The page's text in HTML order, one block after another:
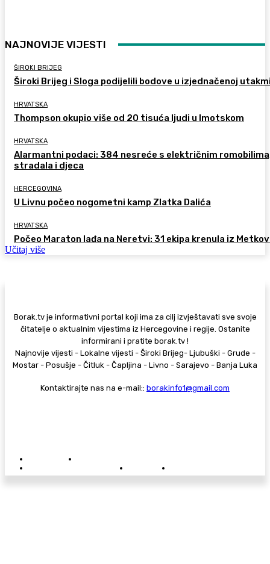
NAJNOVIJE VIJESTI
ŠIROKI BRIJEG
Široki Brijeg i Sloga podijelili bodove u izjednačenoj
HRVATSKA
Thompson okupio više od 20 tisuća ljudi u Imotskom
HRVATSKA
Alarmantni podaci: 384 nesreće s električnim
stradala i djeca
HERCEGOVINA
U Livnu počeo nogometni kamp Zlatka Dalića
HRVATSKA
Počeo Maraton lađa na Neretvi: 31 ekipa krenula iz
Učitaj više
Borak.tv je informativni portal koji ima za cilj izvještavati sve svoje
čitatelje o aktualnim vijestima iz Hercegovine i regije. Ostanite
informirani i pratite borak.tv !
Najnovije vijesti - Lokalne vijesti - Široki Brijeg- Ljubuški - Grude -
Mostar - Posušje - Čitluk - Čapljina - Livno - Sarajevo - Banja Luka
Kontaktirajte nas na e-mail:: borakinfo1@gmail.com